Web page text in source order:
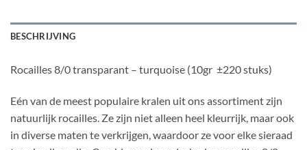
BESCHRIJVING
Rocailles 8/0 transparant – turquoise (10gr ±220 stuks)
Eén van de meest populaire kralen uit ons assortiment zijn
natuurlijk rocailles. Ze zijn niet alleen heel kleurrijk, maar ook
in diverse maten te verkrijgen, waardoor ze voor elke sieraad